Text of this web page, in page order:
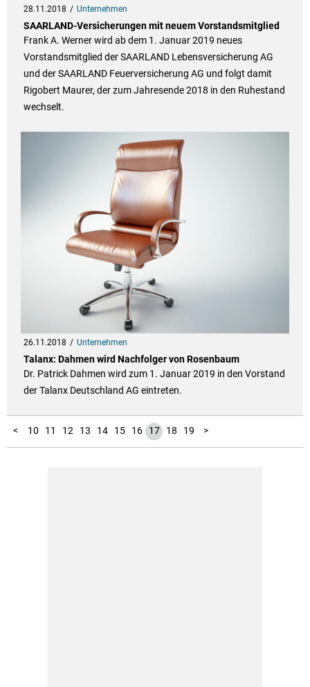
28.11.2018 Unternehmen
SAARLAND-Versicherungen mit neuem Vorstandsmitglied
Frank A. Werner wird ab dem 1. Januar 2019 neues
Vorstandsmitglied der SAARLAND Lebensversicherung AG
und der SAARLAND Feuerversicherung AG und folgt damit
Rigobert Maurer, der zum Jahresende 2018 in den Ruhestand
wechselt.
26.11.2018 Unternehmen
Talanx: Dahmen wird Nachfolger von Rosenbaum
Dr. Patrick Dahmen wird zum 1. Januar 2019 in den Vorstand
der Talanx Deutschland AG eintreten.
<
1
2
3
4
5
6
7
8
9 10 11 12 13 14 15 16 17 18 19 >